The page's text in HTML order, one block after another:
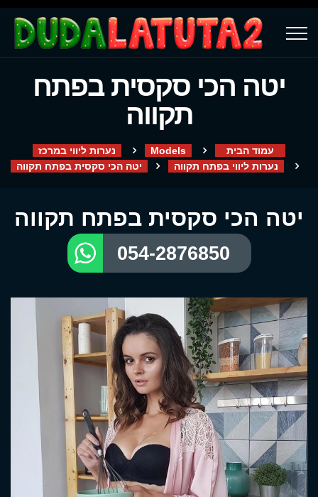
יטה הכי סקסית בפתח
תקווה
עמוד הבית Models
נערות ליווי במרכז
נערות ליווי בפתח תקווה
יטה הכי סקסית בפתח תקווה
יטה הכי סקסית בפתח תקווה
054-2876850